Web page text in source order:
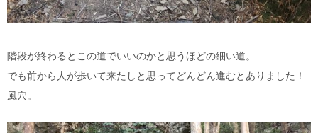
階段が終わるとこの道でいいのかと思うほどの細い道。
でも前から人が歩いて来たしと思ってどんどん進むとありました！
風穴。